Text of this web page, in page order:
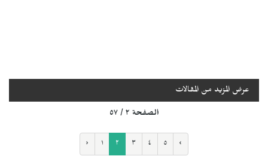
عرض المزيد من المقالات
الصفحة ٢ / ٥٧
‹ ١ ٢ ٣ ٤ ٥ ›